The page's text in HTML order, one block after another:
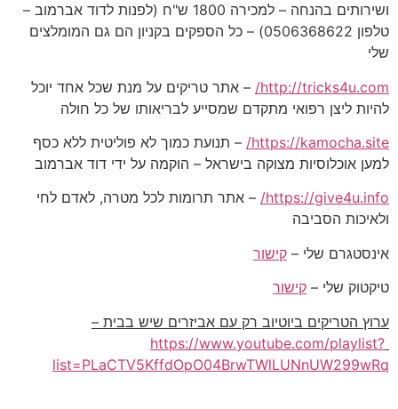
ושירותים בהנחה – למכירה 1800 ש"ח (לפנות לדוד אברמוב –
טלפון 0506368622) – כל הספקים בקניון הם גם המומלצים
שלי
http://tricks4u.com/ – אתר טריקים על מנת שכל אחד יוכל
להיות ליצן רפואי מתקדם שמסייע לבריאותו של כל חולה
https://kamocha.site/ – תנועת כמוך לא פוליטית ללא כסף
למען אוכלוסיות מצוקה בישראל – הוקמה על ידי דוד אברמוב
https://give4u.info/ – אתר תרומות לכל מטרה, לאדם לחי
ולאיכות הסביבה
אינסטגרם שלי – קישור
טיקטוק שלי – קישור
ערוץ הטריקים ביוטיוב רק עם אביזרים שיש בבית –
https://www.youtube.com/playlist?
list=PLaCTV5KffdOpO04BrwTWlLUNnUW299wRq